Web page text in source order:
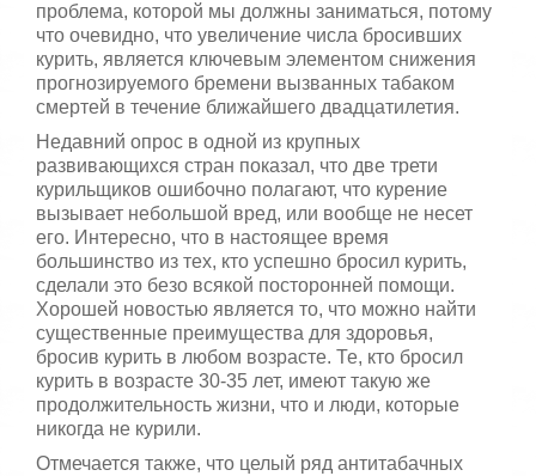
проблема, которой мы должны заниматься, потому
что очевидно, что увеличение числа бросивших
курить, является ключевым элементом снижения
прогнозируемого бремени вызванных табаком
смертей в течение ближайшего двадцатилетия.
Недавний опрос в одной из крупных
развивающихся стран показал, что две трети
курильщиков ошибочно полагают, что курение
вызывает небольшой вред, или вообще не несет
его. Интересно, что в настоящее время
большинство из тех, кто успешно бросил курить,
сделали это безо всякой посторонней помощи.
Хорошей новостью является то, что можно найти
существенные преимущества для здоровья,
бросив курить в любом возрасте. Те, кто бросил
курить в возрасте 30-35 лет, имеют такую ​​же
продолжительность жизни, что и люди, которые
никогда не курили.
Отмечается также, что целый ряд антитабачных